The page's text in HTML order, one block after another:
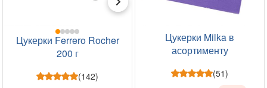
Цукерки Ferrero Rocher
200 г
(142)
Цукерки Milka в
асортименту
(51)